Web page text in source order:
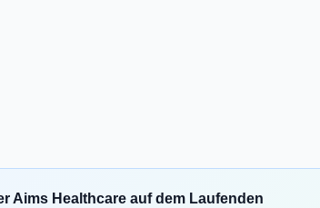
Aims Healthcare auf dem Laufenden